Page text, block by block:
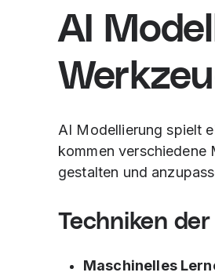
AI
AI Modellierung spielt
kommen verschiedene
gestalten und
Techniken
Maschinelles